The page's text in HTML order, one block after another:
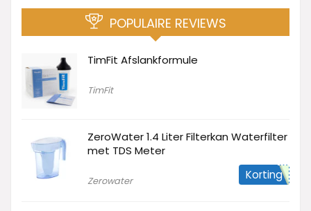
POPULAIRE REVIEWS
TimFit Afslankformule
TimFit
ZeroWater 1.4 Liter Filterkan Waterfilter
met TDS Meter
Zerowater Korting